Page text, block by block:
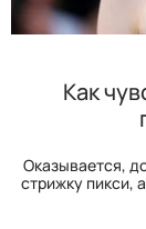
Как
Оказывается,
стрижку пикси,